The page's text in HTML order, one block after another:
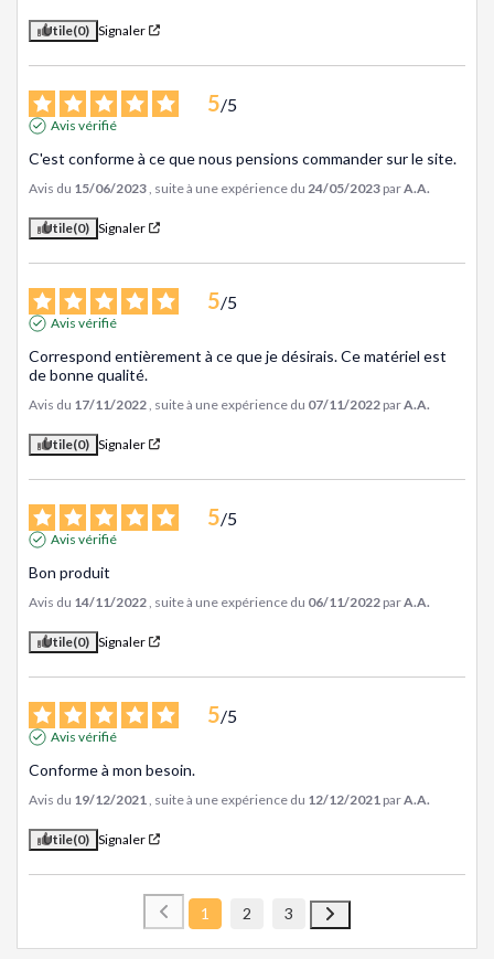
Utile(0) Signaler
5/5
Avis vérifié
C'est conforme à ce que nous pensions commander sur le site.
Avis du 15/06/2023 , suite à une expérience du 24/05/2023 parA.A.
Utile(0) Signaler
5/5
Avis vérifié
Correspond entièrement à ce que je désirais. Ce matériel est
de bonne qualité.
Avis du 17/11/2022 , suite à une expérience du 07/11/2022 parA.A.
Utile(0) Signaler
5/5
Avis vérifié
Bon produit
Avis du 14/11/2022 , suite à une expérience du 06/11/2022 parA.A.
Utile(0) Signaler
5/5
Avis vérifié
Conforme à mon besoin.
Avis du 19/12/2021 , suite à une expérience du 12/12/2021 parA.A.
Utile(0) Signaler
1 2 3